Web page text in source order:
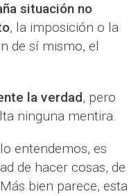
situación no
, la imposición o la
de sí mismo, el
la verdad, pero
ninguna mentira.
entendemos, es
de hacer cosas, de
bien parece, esta